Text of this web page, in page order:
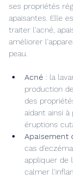
ses propriétés
apaisantes. Elle
traiter l'acné,
améliorer
peau.
Acné : la
production
des
aidant ainsi
éruptions
Apaisement
cas
appliquer de
calmer